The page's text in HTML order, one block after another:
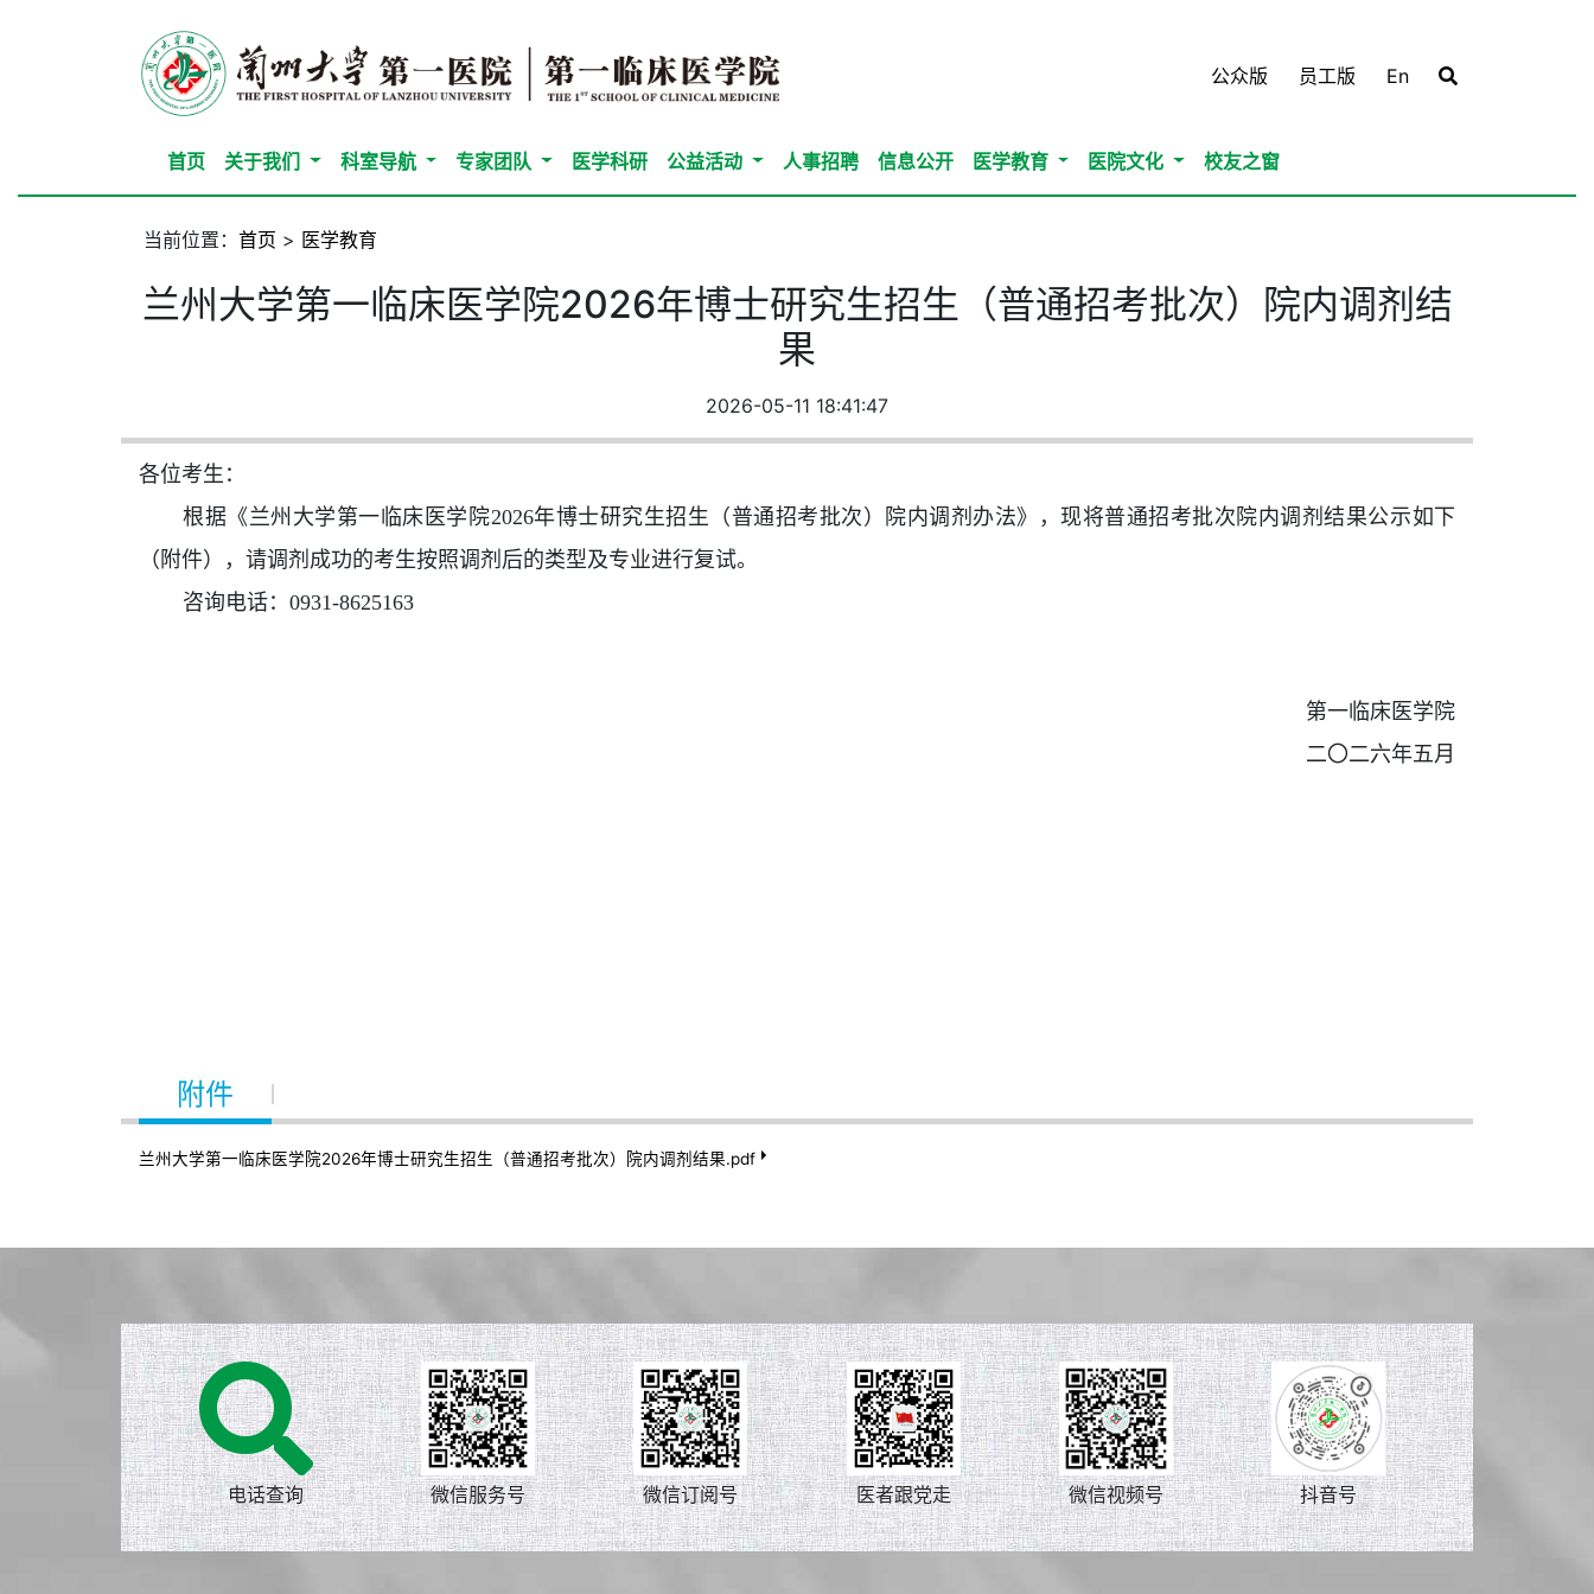
En
员工版
公众版
首页 关于我们 科室导航 专家团队 医学科研 公益活动 人事招聘 信息公开 医学教育 医院文化 校友之窗
当前位置： 首页 > 医学教育
兰州大学第一临床医学院2026年博士研究生招生（普通招考批次）院内调剂结
果
2026-05-11 18:41:47
各位考生：
根据《兰州大学第一临床医学院2026年博士研究生招生（普通招考批次）院内调剂办法》，现将普通招考批次 院内调剂结果公示如下
（附件），请调剂成功的考生按照调剂后的类型及专业进行复试。
咨询电话：0931-8625163
第一临床医学院
二〇二六年五月
附件
兰州大学第一临床医学院2026年博士研究生招生（普通招考批次）院内调剂结果.pdf
电话查询 微信服务号 微信订阅号 医者跟党走 微信视频号 抖音号